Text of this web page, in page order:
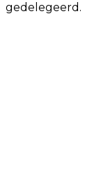
gedelegeerd.